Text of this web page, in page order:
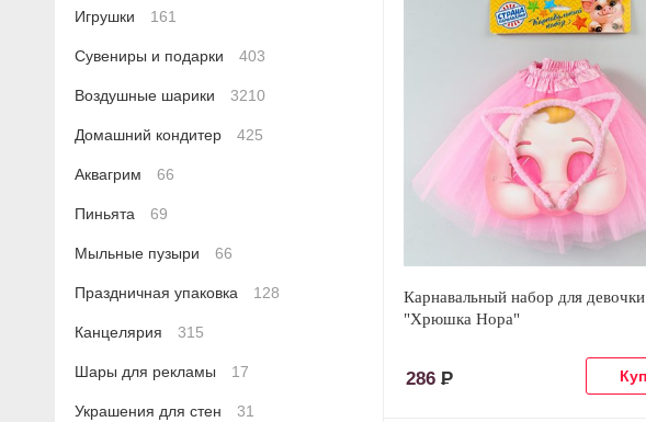
Карнавальный набор для девочки
"Хрюшка Нора"
286 Р
Игрушки 161
Сувениры и подарки 403
Воздушные шарики 3210
Домашний кондитер 425
Аквагрим 66
Пиньята 69
Мыльные пузыри 66
Праздничная упаковка 128
Канцелярия 315
Шары для рекламы 17
Украшения для стен 31